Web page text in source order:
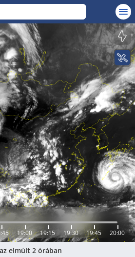
19:00 19:15 19:30 19:45 20:00
elmúlt 2 órában